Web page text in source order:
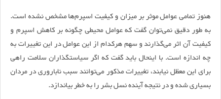
هنوز تمامی عوامل موثر بر میزان و کیفیت اسپرم‌ها مشخص نشده است.
به طور دقیق نمی‌توان گفت که عوامل محیطی چگونه بر کاهش اسپرم و
کیفیت آن اثر می‌گذارند و سهم هرکدام از این عوامل در این تغییرات به
چه اندازه است. با اینحال باید گفت که اگر سیاستگذاران سلامت راهی
برای این معظل نیابند، تغییرات مذکور می‌توانند سبب ناباروری در مردان
بسیاری شده و در نتیجه آینده نسل بشر را به خطر بیاندازد.